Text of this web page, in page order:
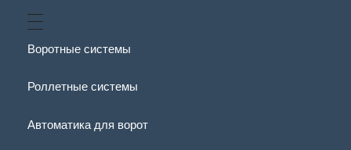
Воротные системы
Роллетные системы
Автоматика для ворот